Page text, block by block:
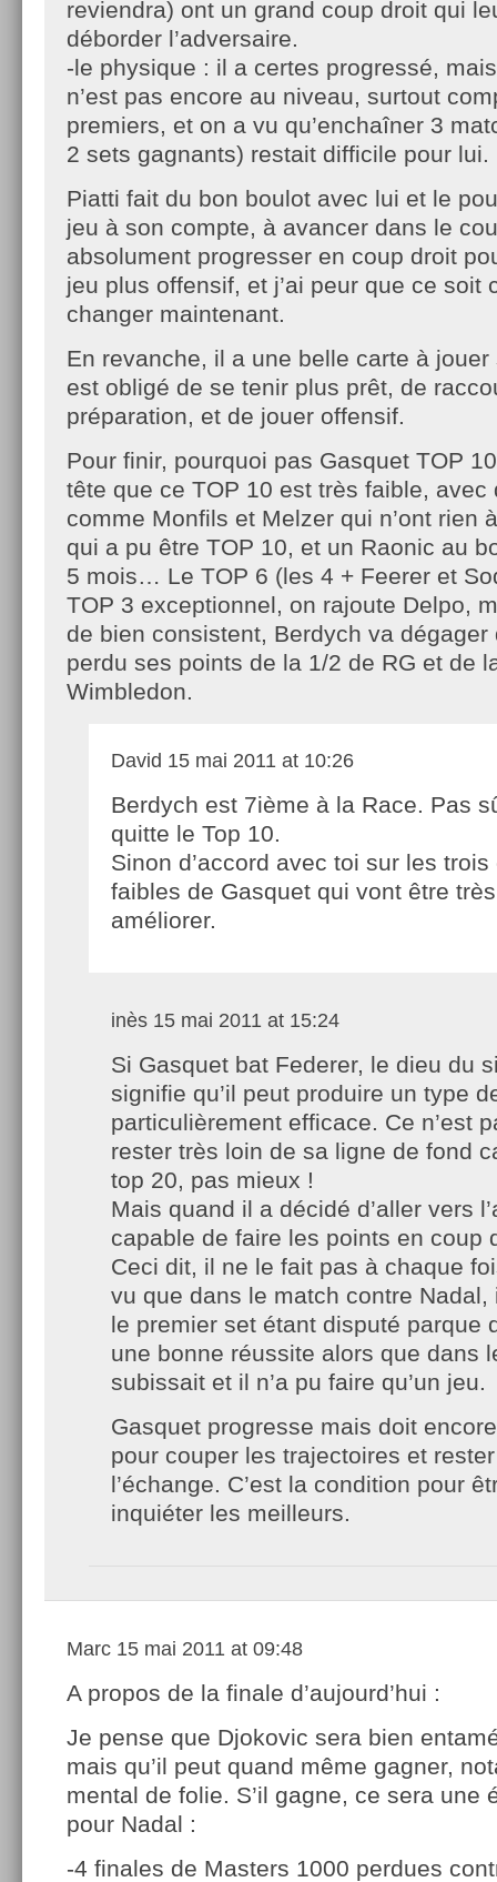
reviendra) ont un grand coup droit qui
déborder l’adversaire.
-le physique : il a certes progressé,
n’est pas encore au niveau, surtout
premiers, et on a vu qu’enchaîner 3
2 sets gagnants) restait difficile pour lui.
Piatti fait du bon boulot avec lui et le
jeu à son compte, à avancer dans le
absolument progresser en coup droit
jeu plus offensif, et j’ai peur que ce soit
changer maintenant.
En revanche, il a une belle carte à
est obligé de se tenir plus prêt, de
préparation, et de jouer offensif.
Pour finir, pourquoi pas Gasquet TOP
tête que ce TOP 10 est très faible, avec
comme Monfils et Melzer qui n’ont rien
qui a pu être TOP 10, et un Raonic au
5 mois… Le TOP 6 (les 4 + Feerer et
TOP 3 exceptionnel, on rajoute Delpo,
de bien consistent, Berdych va dégager
perdu ses points de la 1/2 de RG et de
Wimbledon.
David 15 mai 2011 at 10:26
Berdych est 7ième à la Race. Pas
quitte le Top 10.
Sinon d’accord avec toi sur les
faibles de Gasquet qui vont être
améliorer.
inès 15 mai 2011 at 15:24
Si Gasquet bat Federer, le dieu du
signifie qu’il peut produire un type
particulièrement efficace. Ce n’est
rester très loin de sa ligne de fond
top 20, pas mieux !
Mais quand il a décidé d’aller vers
capable de faire les points en coup
Ceci dit, il ne le fait pas à chaque
vu que dans le match contre
le premier set étant disputé parque
une bonne réussite alors que dans
subissait et il n’a pu faire qu’un jeu.
Gasquet progresse mais doit
pour couper les trajectoires et
l’échange. C’est la condition pour
inquiéter les meilleurs.
Marc 15 mai 2011 at 09:48
A propos de la finale d’aujourd’hui :
Je pense que Djokovic sera bien
mais qu’il peut quand même gagner,
mental de folie. S’il gagne, ce sera une
pour Nadal :
-4 finales de Masters 1000 perdues